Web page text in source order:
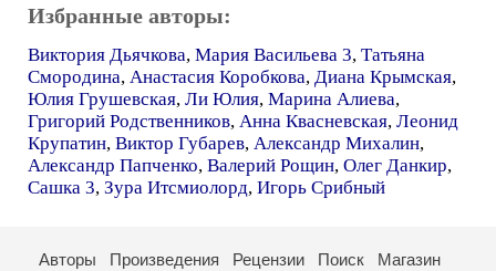
Избранные авторы:
Виктория Дьячкова, Мария Васильева 3, Татьяна
Смородина, Анастасия Коробкова, Диана Крымская,
Юлия Грушевская, Ли Юлия, Марина Алиева,
Григорий Родственников, Анна Квасневская, Леонид
Крупатин, Виктор Губарев, Александр Михалин,
Александр Папченко, Валерий Рощин, Олег Данкир,
Сашка 3, Зура Итсмиолорд, Игорь Срибный
Авторы Произведения Рецензии Поиск
Магазин